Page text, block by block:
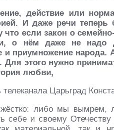
действие или
И даже речи
если закон о
о нём даже не надо
и приумножение народа.
Для этого нужно
любви,
телеканала Царьград
жёстко: либо мы вымрем,
себе и своему